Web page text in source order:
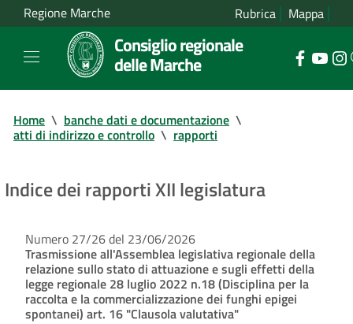
Regione Marche Rubrica Mappa
Consiglio regionale
delle Marche
Home \ banche dati e documentazione \
atti di indirizzo e controllo \ rapporti
Indice dei rapporti XII legislatura
Numero 27/26 del 23/06/2026
Trasmissione all'Assemblea legislativa regionale della
relazione sullo stato di attuazione e sugli effetti della
legge regionale 28 luglio 2022 n.18 (Disciplina per la
raccolta e la commercializzazione dei funghi epigei
spontanei) art. 16 "Clausola valutativa"